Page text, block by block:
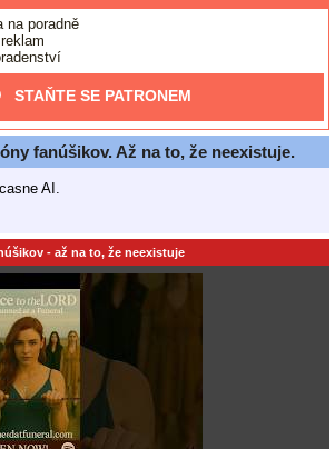
na poradně
STAŇTE SE PATRONEM
fanúšikov. Až na to, že neexistuje.
AI.
- až na to, že neexistuje